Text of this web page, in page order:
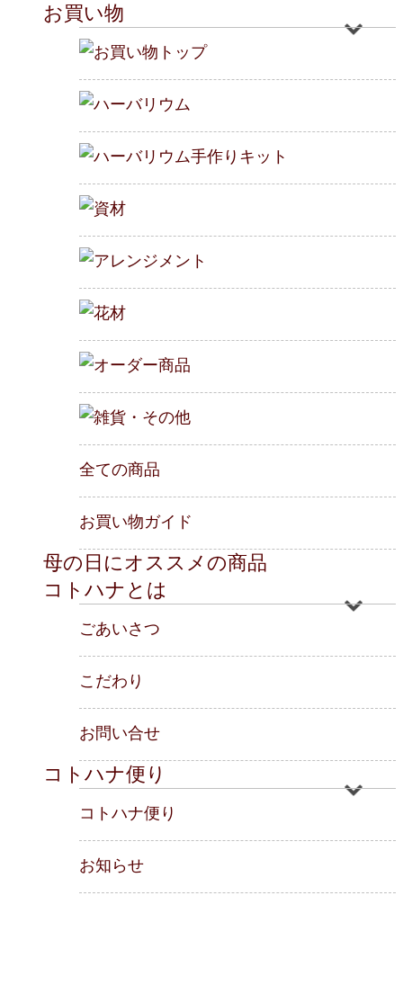
お買い物
お買い物トップ
ハーバリウム
ハーバリウム手作りキット
資材
アレンジメント
花材
オーダー商品
雑貨・その他
全ての商品
お買い物ガイド
母の日にオススメの商品
コトハナとは
ごあいさつ
こだわり
お問い合せ
コトハナ便り
コトハナ便り
お知らせ